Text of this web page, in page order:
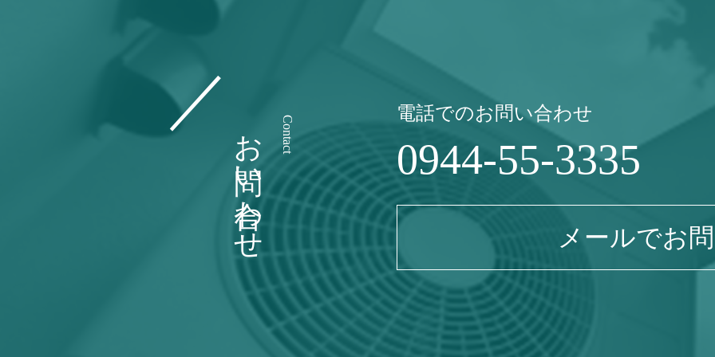
お問い合わせ Contact
電話でのお問い合わせ
0944-55-3335
メールでお